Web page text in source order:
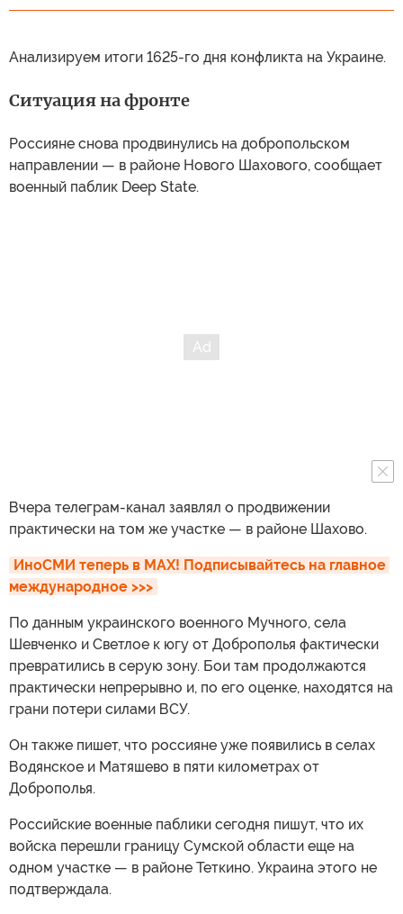
Анализируем итоги 1625-го дня конфликта на Украине.
Ситуация на фронте
Россияне снова продвинулись на добропольском
направлении — в районе Нового Шахового, сообщает
военный паблик Deep State.
Вчера телеграм-канал заявлял о продвижении
практически на том же участке — в районе Шахово.
ИноСМИ теперь в MAX! Подписывайтесь на главное
международное >>>
По данным украинского военного Мучного, села
Шевченко и Светлое к югу от Доброполья фактически
превратились в серую зону. Бои там продолжаются
практически непрерывно и, по его оценке, находятся на
грани потери силами ВСУ.
Он также пишет, что россияне уже появились в селах
Водянское и Матяшево в пяти километрах от
Доброполья.
Российские военные паблики сегодня пишут, что их
войска перешли границу Сумской области еще на
одном участке — в районе Теткино. Украина этого не
подтверждала.